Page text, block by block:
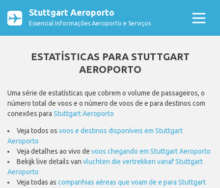
Stuttgart Aeroporto
Essencial Informações Aeroporto e Serviços
ESTATÍSTICAS PARA STUTTGART
AEROPORTO
Uma série de estatísticas que cobrem o volume de passageiros, o
número total de voos e o número de voos de e para destinos com
conexões para Stuttgart Aeroporto
Veja todos os voos e destinos disponíveis em Stuttgart
Aeroporto
Veja detalhes ao vivo de voos chegando em Stuttgart Aeroporto
Bekijk live details van vluchten die vertrekken vanaf Stuttgart
Aeroporto
Veja todas as companhias aéreas que voam de e para Stuttgart